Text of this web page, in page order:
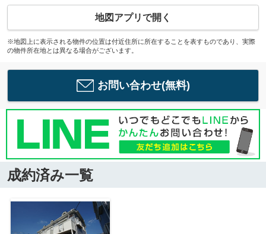
地図アプリで開く
※地図上に表示される物件の位置は付近住所に所在することを表すものであり、実際
の物件所在地とは異なる場合がございます。
お問い合わせ(無料)
成約済み一覧